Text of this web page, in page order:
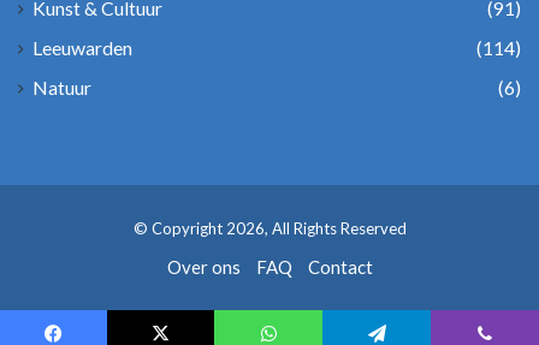
Kunst & Cultuur
(91)
Leeuwarden
(114)
Natuur
(6)
© Copyright 2026, All Rights Reserved
Over ons FAQ Contact